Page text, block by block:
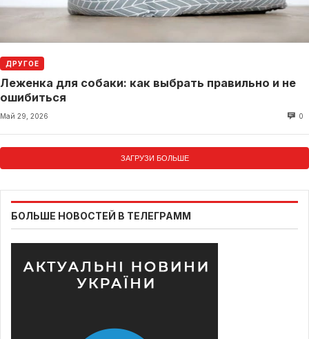
ДРУГОЕ
Леженка для собаки: как выбрать правильно и не
ошибиться
Май 29, 2026 0
ЗАГРУЗИ БОЛЬШЕ
БОЛЬШЕ НОВОСТЕЙ В ТЕЛЕГРАММ